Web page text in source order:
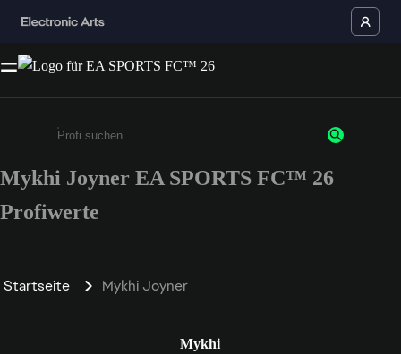
Gib mindestens 3 Zeichen oder Ziffern ein
Mykhi Joyner EA SPORTS FC™ 26
Profiwerte
Startseite Mykhi Joyner
Mykhi